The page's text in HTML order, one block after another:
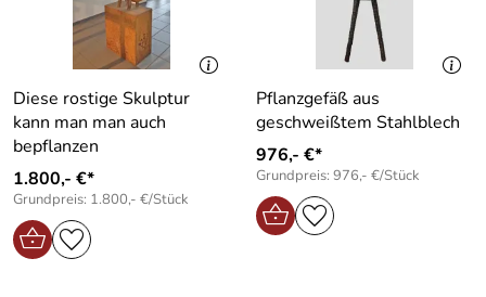
Diese rostige Skulptur
kann man man auch
bepflanzen
1.800,- €*
Grundpreis: 1.800,- €/Stück
Pflanzgefäß aus
geschweißtem Stahlblech
976,- €*
Grundpreis: 976,- €/Stück